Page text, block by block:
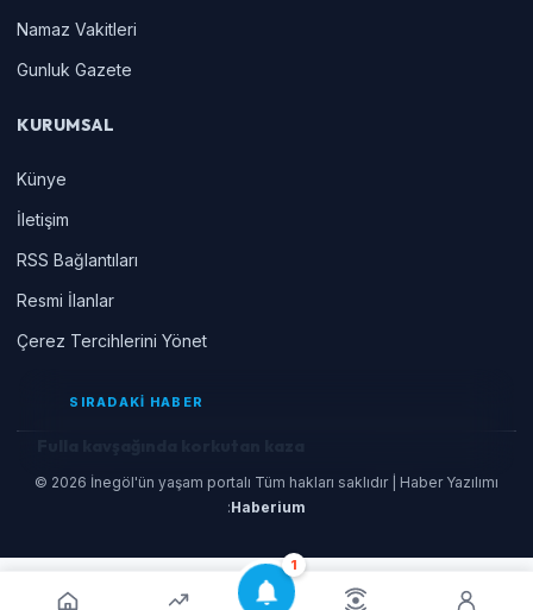
1
Namaz Vakitleri
Gunluk Gazete
KURUMSAL
Künye
İletişim
RSS Bağlantıları
Resmi İlanlar
Çerez Tercihlerini Yönet
© 2026 İnegöl'ün yaşam portalı Tüm hakları saklıdır | Haber Yazılımı
:Haberium
SIRADAKİ HABER